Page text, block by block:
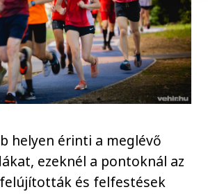
helyen érinti a meglévő
ezeknél a pontoknál az
és felfestések